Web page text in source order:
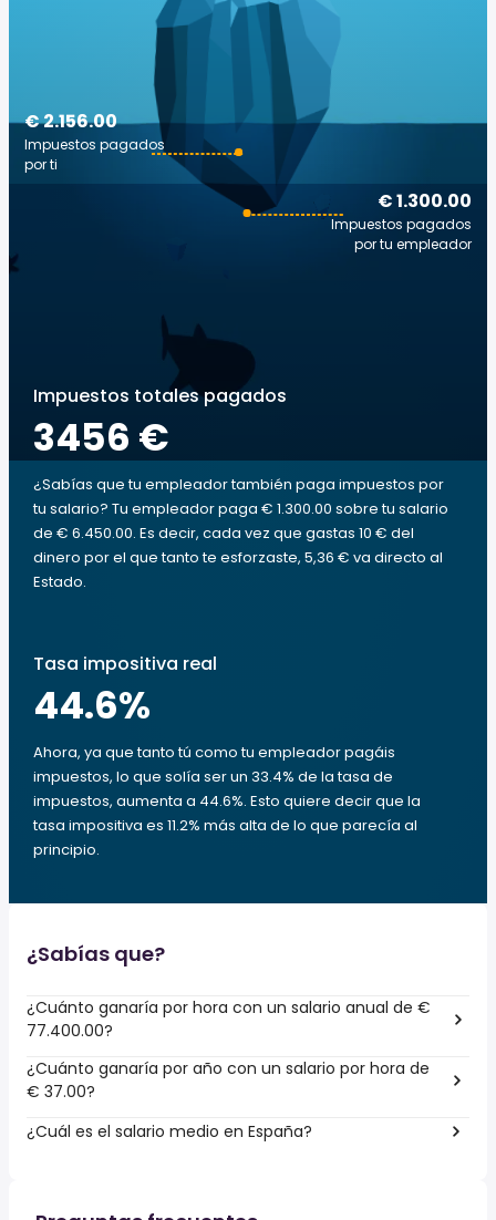
€ 1.300.00
Impuestos pagados
por tu empleador
€ 2.156.00
Impuestos pagados
por ti
Impuestos totales pagados
3456 €
¿Sabías que tu empleador también paga impuestos por
tu salario? Tu empleador paga € 1.300.00 sobre tu salario
de € 6.450.00. Es decir, cada vez que gastas 10 € del
dinero por el que tanto te esforzaste, 5,36 € va directo al
Estado.
Tasa impositiva real
44.6%
Ahora, ya que tanto tú como tu empleador pagáis
impuestos, lo que solía ser un 33.4% de la tasa de
impuestos, aumenta a 44.6%. Esto quiere decir que la
tasa impositiva es 11.2% más alta de lo que parecía al
principio.
¿Sabías que?
¿Cuánto ganaría por hora con un salario anual de €
77.400.00?
¿Cuánto ganaría por año con un salario por hora de
€ 37.00?
¿Cuál es el salario medio en España?